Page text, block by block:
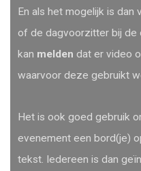
En als het mogelijk is
of de dagvoorzitter bij de
kan melden dat er video
waarvoor deze gebruikt
Het is ook goed gebruik
evenement een bord(je)
tekst. Iedereen is dan